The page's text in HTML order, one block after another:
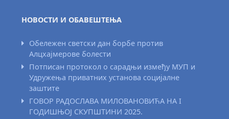
НОВОСТИ И ОБАВЕШТЕЊА
Обележен светски дан борбе против
Алцхајмерове болести
Потписан протокол о сарадњи између МУП и
Удружења приватних установа социјалне
заштите
ГОВОР РАДОСЛАВА МИЛОВАНОВИЋА НА I
ГОДИШЊОЈ СКУПШТИНИ 2025.